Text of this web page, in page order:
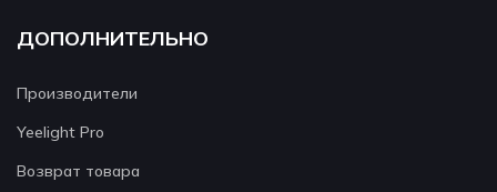
ДОПОЛНИТЕЛЬНО
Производители
Yeelight Pro
Возврат товара